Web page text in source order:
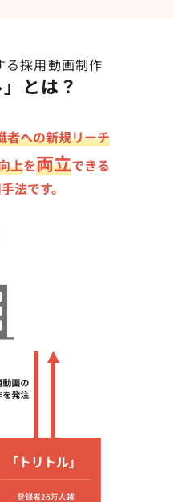
採用動画制作
とは？
者への新規リーチ
上を両立できる
法です。